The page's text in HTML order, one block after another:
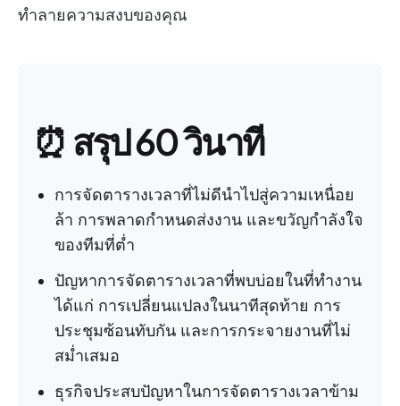
ทำลายความสงบของคุณ
⏰ สรุป 60 วินาที
การจัดตารางเวลาที่ไม่ดีนำไปสู่ความเหนื่อย
ล้า การพลาดกำหนดส่งงาน และขวัญกำลังใจ
ของทีมที่ต่ำ
ปัญหาการจัดตารางเวลาที่พบบ่อยในที่ทำงาน
ได้แก่ การเปลี่ยนแปลงในนาทีสุดท้าย การ
ประชุมซ้อนทับกัน และการกระจายงานที่ไม่
สม่ำเสมอ
ธุรกิจประสบปัญหาในการจัดตารางเวลาข้าม